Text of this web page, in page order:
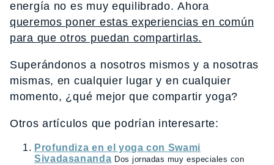
energía no es muy equilibrado. Ahora
queremos poner estas experiencias en común
para que otros puedan compartirlas.
Superándonos a nosotros mismos y a nosotras
mismas, en cualquier lugar y en cualquier
momento, ¿qué mejor que compartir yoga?
Otros artículos que podrían interesarte:
Profundiza en el yoga con Swami
Sivadasananda Dos jornadas muy especiales con